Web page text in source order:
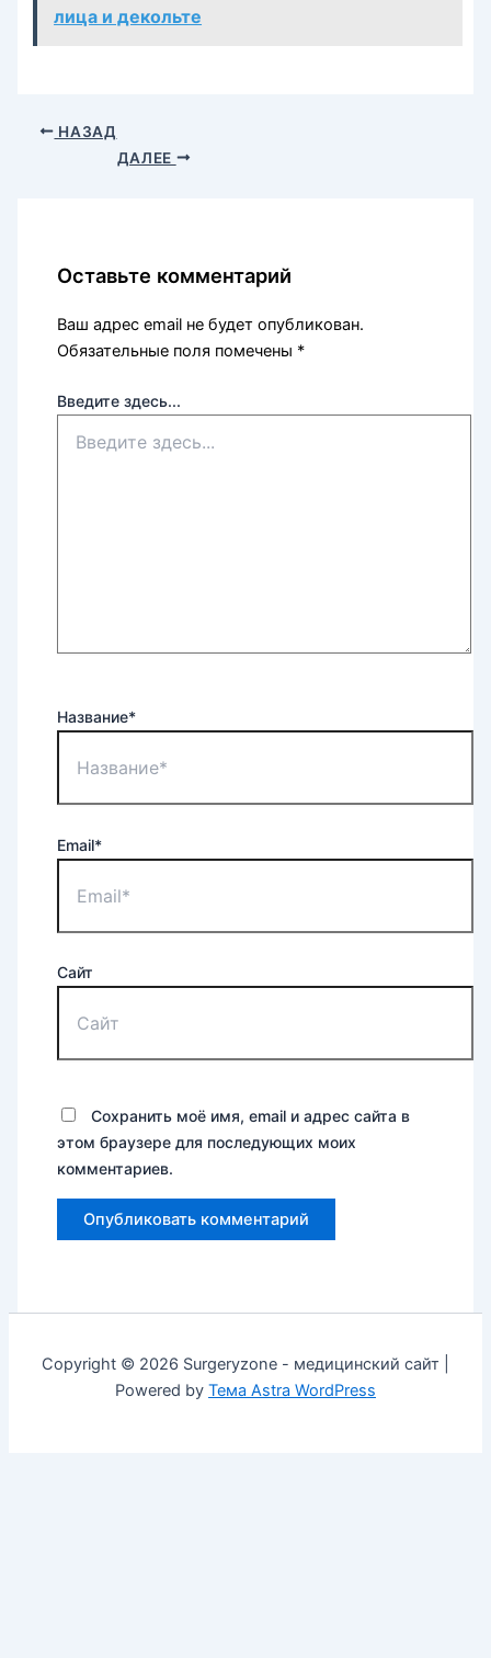
лица и декольте
НАЗАД
ДАЛЕЕ
Оставьте комментарий
Ваш адрес email не будет опубликован.
Обязательные поля помечены *
Введите здесь...
Название*
Email*
Сайт
Сохранить моё имя, email и адрес сайта в
этом браузере для последующих моих
комментариев.
Copyright © 2026 Surgeryzone - медицинский сайт |
Powered by Тема Astra WordPress